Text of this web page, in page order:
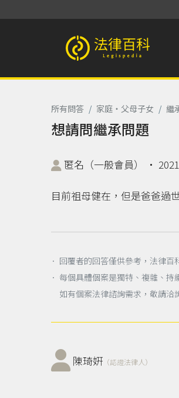
法律百科 Legispedia
所有問答 / 家庭‧父母子女 / 繼
想請問繼承問題
匿名（一般會員） ‧
目前祖母健在，但是爸爸過
． 回覆者的回答僅供參考，法律
． 每個具體個案是獨特、複雜、
如有個案法律諮詢需求，敬請洽
陳琦姸 （認證法律人）